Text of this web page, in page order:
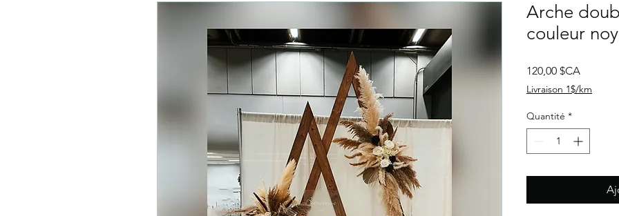
Arche
couleur
120,00 $CA
Livraison 1$/km
Quantité *